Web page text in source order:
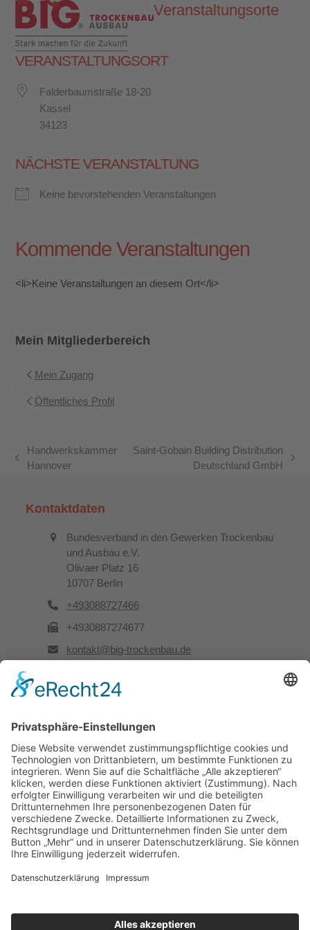
content
Open
mobile
menu
Close
mobile
menu
Veranstaltungsorte
VERANSTALTUNGSORT
Falderbaumstraße 18-20
Kassel
34123
NÄCHSTE VERANSTALTUNG
Keine bevorstehenden Veranstaltungen
Kommende Veranstaltungen
<li>Keine Veranstaltungen an diesem Ort</li>
Mein Mitgliederbereich
Mein Zugang
Öffentliches Profil
vorheriger
Handwerkskammer
Hannover
Saint-Gobain Building Distribution
Deutschland GmbH
Kontaktdaten
Bundesverband in den Gewerken Trockenbau
und Ausbau e.V.
Olivaer Platz 16
10707 Berlin
+493088727466
+4930887274677
kontakt@big-trockenbau.de
Rechtliches
Kontakt
Impressum
Datenschutz